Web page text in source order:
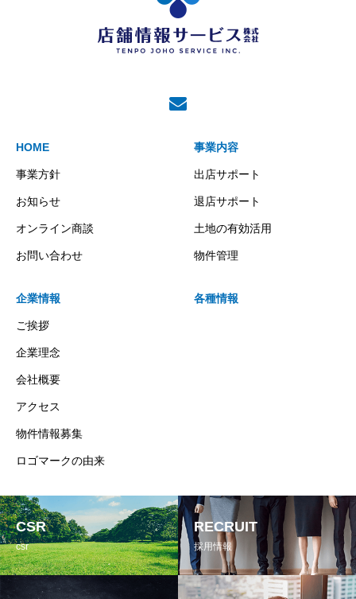
HOME
事業方針
お知らせ
オンライン商談
お問い合わせ
事業内容
出店サポート
退店サポート
土地の有効活用
物件管理
企業情報
ご挨拶
企業理念
会社概要
アクセス
物件情報募集
ロゴマークの由来
各種情報
CSR
csr
RECRUIT
採用情報